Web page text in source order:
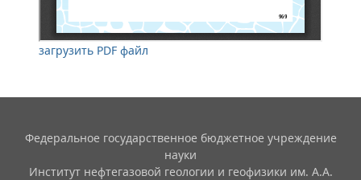
загрузить PDF файл
Федеральное государственное бюджетное учреждение
науки
Институт нефтегазовой геологии и геофизики им. А.А.